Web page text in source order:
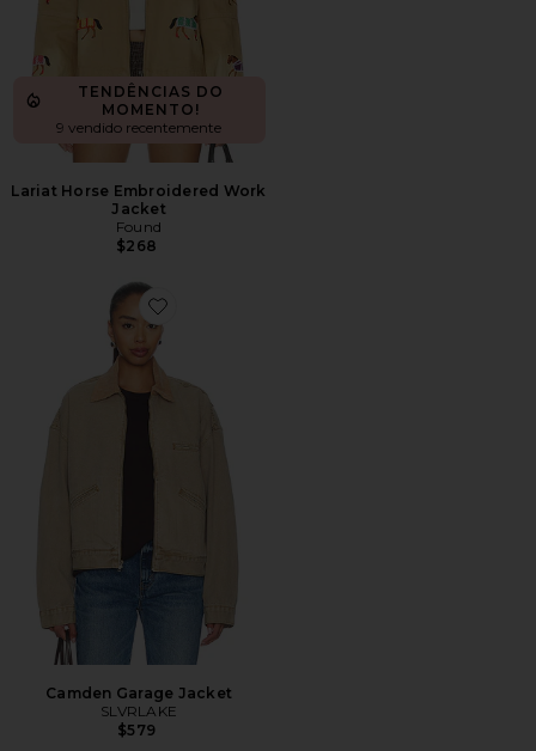
TENDÊNCIAS DO
MOMENTO!
9 vendido recentemente
Lariat Horse Embroidered Work
Jacket
Found
$268
Favorite Camden Garage Jacket
Camden Garage Jacket
SLVRLAKE
$579